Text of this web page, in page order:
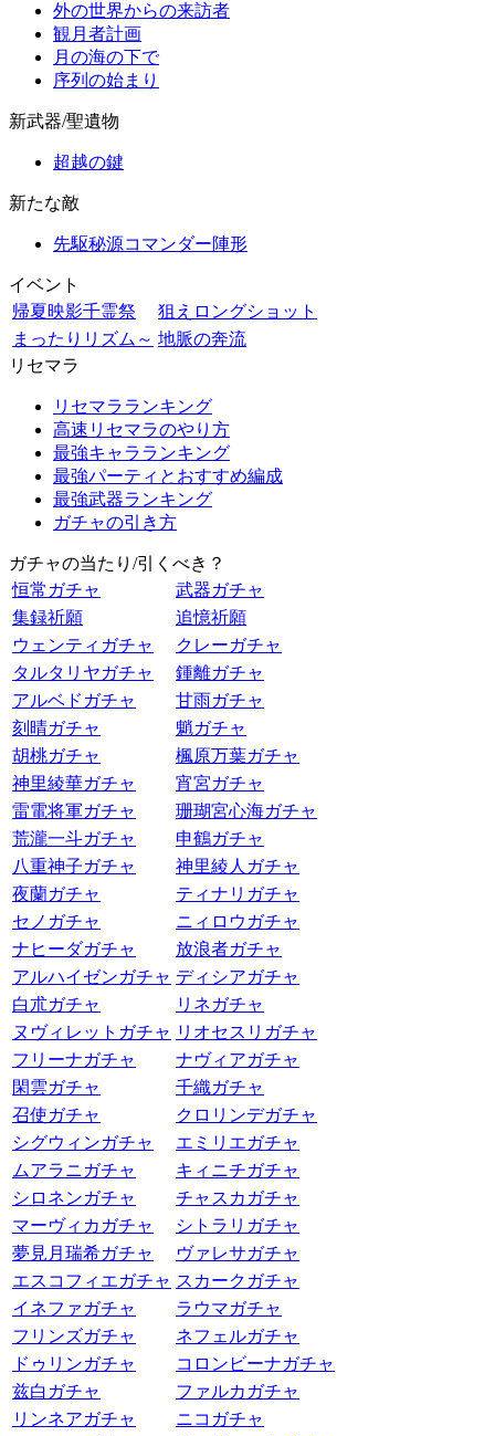
外の世界からの来訪者
観月者計画
月の海の下で
序列の始まり
新武器/聖遺物
超越の鍵
新たな敵
先駆秘源コマンダー陣形
イベント
帰夏映影千霊祭
狙えロングショット
まったりリズム～ 地脈の奔流
リセマラ
リセマラランキング
高速リセマラのやり方
最強キャラランキング
最強パーティとおすすめ編成
最強武器ランキング
ガチャの引き方
ガチャの当たり/引くべき？
恒常ガチャ
武器ガチャ
集録祈願
追憶祈願
ウェンティガチャ
クレーガチャ
タルタリヤガチャ
鍾離ガチャ
アルベドガチャ
甘雨ガチャ
刻晴ガチャ
魈ガチャ
胡桃ガチャ
楓原万葉ガチャ
神里綾華ガチャ
宵宮ガチャ
雷電将軍ガチャ
珊瑚宮心海ガチャ
荒瀧一斗ガチャ
申鶴ガチャ
八重神子ガチャ
神里綾人ガチャ
夜蘭ガチャ
ティナリガチャ
セノガチャ
ニィロウガチャ
ナヒーダガチャ
放浪者ガチャ
アルハイゼンガチャ ディシアガチャ
白朮ガチャ
リネガチャ
ヌヴィレットガチャ リオセスリガチャ
フリーナガチャ
ナヴィアガチャ
閑雲ガチャ
千織ガチャ
召使ガチャ
クロリンデガチャ
シグウィンガチャ
エミリエガチャ
ムアラニガチャ
キィニチガチャ
シロネンガチャ
チャスカガチャ
マーヴィカガチャ
シトラリガチャ
夢見月瑞希ガチャ
ヴァレサガチャ
エスコフィエガチャ スカークガチャ
イネファガチャ
ラウマガチャ
フリンズガチャ
ネフェルガチャ
ドゥリンガチャ
コロンビーナガチャ
兹白ガチャ
ファルカガチャ
リンネアガチャ
ニコガチャ